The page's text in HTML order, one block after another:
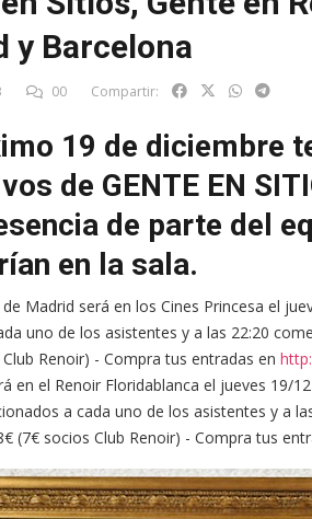
y Barcelona
00 Compartir:
19 de diciembre
de GENTE EN
de parte del
en la sala.
Madrid será en los Cines Princesa el
uno de los asistentes y a las 22:20
Renoir) - Compra tus entradas en
en el Renoir Floridablanca el jueves 19/
a cada uno de los asistentes y a
(7€ socios Club Renoir) - Compra tus